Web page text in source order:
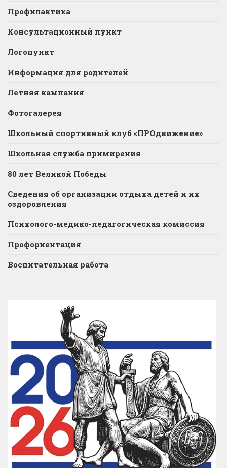
Профилактика
Консультационный пункт
Логопункт
Информация для родителей
Летняя кампания
Фотогалерея
Школьный спортивный клуб «ПРОдвижение»
Школьная служба примирения
80 лет Великой Победы
Сведения об организации отдыха детей и их
оздоровления
Психолого-медико-педагогическая комиссия
Профориентация
Воспитательная работа